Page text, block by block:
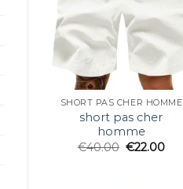
SHORT PAS CHER HOMME
short pas cher
homme
€40.00 €22.00